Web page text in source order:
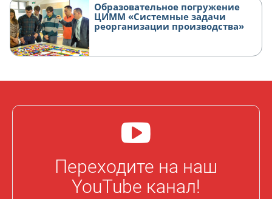
Образовательное погружение
ЦИММ «Системные задачи
реорганизации производства»
Переходите на наш
YouTube канал!